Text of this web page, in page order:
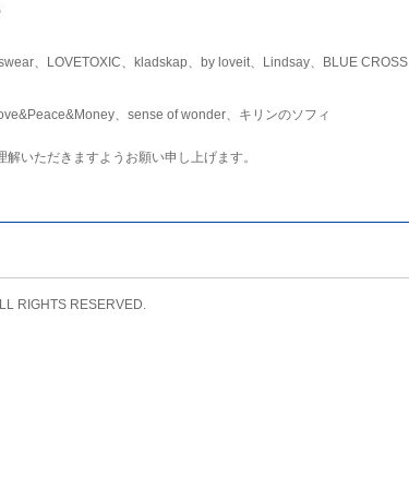
、LOVETOXIC、kladskap、by loveit、Lindsay、BLUE CROSS
、sense of wonder、キリンのソフィ
いただきますようお願い申し上げます。